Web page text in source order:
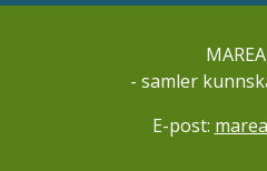
- samler
E-post: